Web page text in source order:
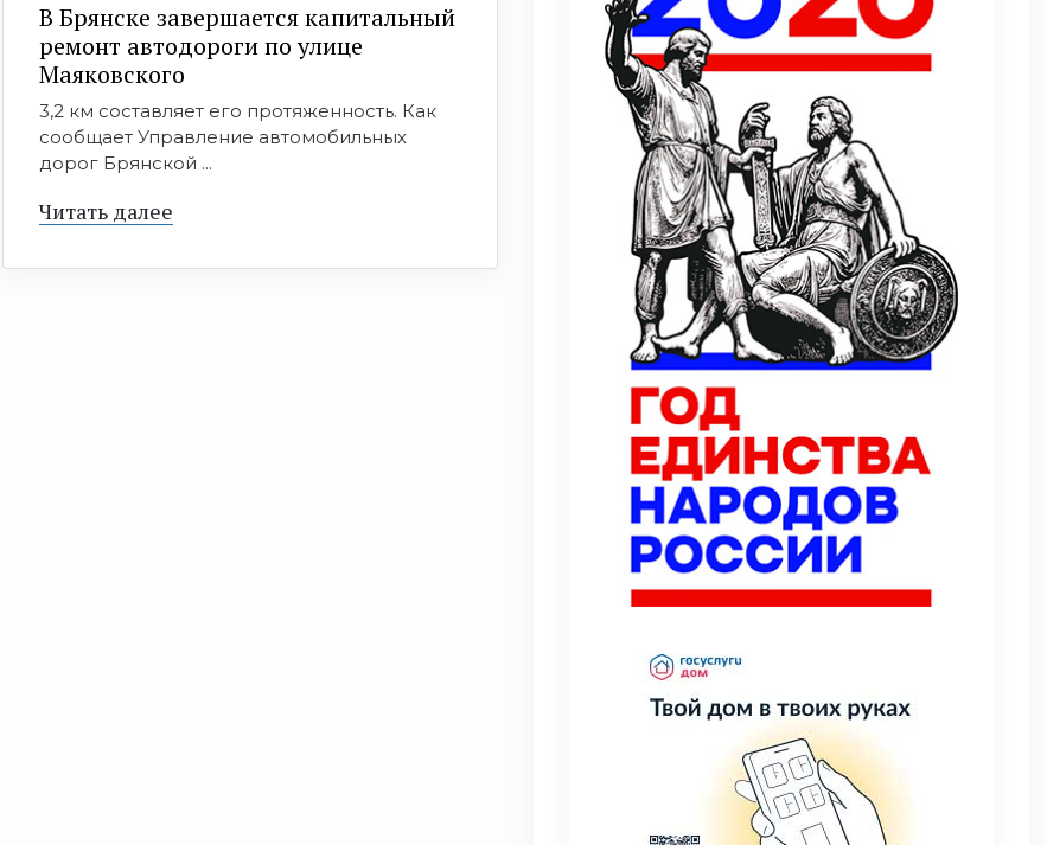
В Брянске завершается капитальный
ремонт автодороги по улице
Маяковского
3,2 км составляет его протяженность. Как
сообщает Управление автомобильных
дорог Брянской ...
Читать далее